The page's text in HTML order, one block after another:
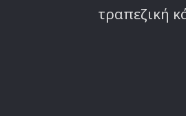
τραπεζική